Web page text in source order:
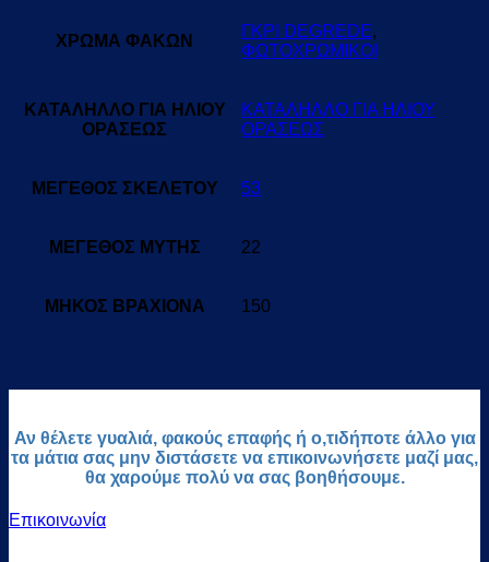
ΧΡΩΜΑ ΦΑΚΩΝ
ΓΚΡΙ DEGREDE,
ΦΩΤΟΧΡΩΜΙΚΟΙ
ΚΑΤΑΛΗΛΛΟ ΓΙΑ ΗΛΙΟΥ
ΟΡΑΣΕΩΣ
ΚΑΤΑΛΗΛΛΟ ΓΙΑ ΗΛΙΟΥ
ΟΡΑΣΕΩΣ
ΜΕΓΕΘΟΣ ΣΚΕΛΕΤΟΥ 53
ΜΕΓΕΘΟΣ ΜΥΤΗΣ 22
ΜΗΚΟΣ ΒΡΑΧΙΟΝΑ 150
Αν θέλετε γυαλιά, φακούς επαφής ή ο,τιδήποτε άλλο για
τα μάτια σας μην διστάσετε να επικοινωνήσετε μαζί μας,
θα χαρούμε πολύ να σας βοηθήσουμε.
Επικοινωνία